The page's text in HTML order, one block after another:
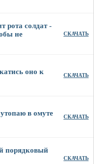
рота солдат -
не
СКАЧАТЬ
оно к СКАЧАТЬ
в омуте СКАЧАТЬ
порядковый
СКАЧАТЬ